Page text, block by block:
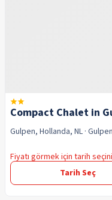
Compact Chalet in
Gulpen, Hollanda, NL · Gulpen
Fiyatı görmek için tarih
Tarih Seç